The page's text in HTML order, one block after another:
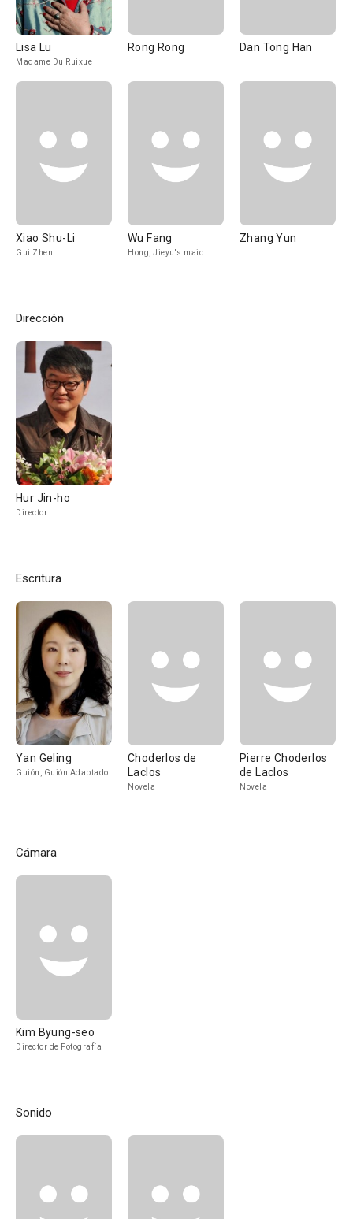
Lisa Lu
Madame Du Ruixue
Rong Rong Dan Tong Han
Xiao Shu-Li
Gui Zhen
Wu Fang
Hong, Jieyu's maid
Zhang Yun
Dirección
Hur Jin-ho
Director
Escritura
Yan Geling
Guión, Guión Adaptado
Choderlos de
Laclos
Novela
Pierre Choderlos
de Laclos
Novela
Cámara
Kim Byung-seo
Director de Fotografía
Sonido